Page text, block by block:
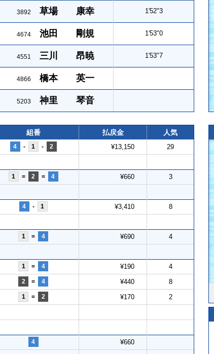
3892 草場 康幸 1'52"3
4674 池田 剛規 1'53"0
4551 三川 昂暁 1'53"7
4866 橋本 英一
5203 神里 琴音
組番 払戻金 人気
4 - 1 - 2 ¥13,150 29
1 = 2 = 4 ¥660 3
4 - 1 ¥3,410 8
1 = 4 ¥690 4
1 = 4 ¥190 4
2 = 4 ¥440 8
1 = 2 ¥170 2
4 ¥660